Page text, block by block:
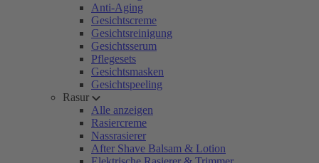
Anti-Aging
Gesichtscreme
Gesichtsreinigung
Gesichtsserum
Pflegesets
Gesichtsmasken
Gesichtspeeling
Rasur
Alle anzeigen
Rasiercreme
Nassrasierer
After Shave Balsam & Lotion